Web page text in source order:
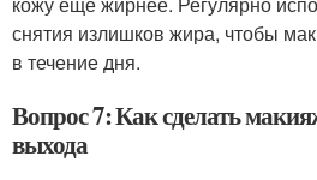
снятия излишков жира, чтобы
в течение дня.
Вопрос 7: Как сделать
выхода